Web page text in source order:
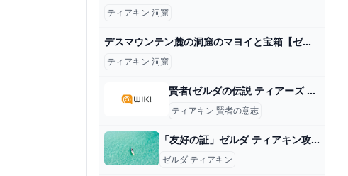
ティアキン 洞窟
デスマウンテン麓の洞窟のマヨイと宝箱【ゼルダの伝説ティアーズオブザキングダム】 - YouTube
ティアキン 洞窟
賢者(ゼルダの伝説 ティアーズ オブ ザ キングダム) - アニヲタWiki(仮) - atwiki（アットウィキ）
ティアキン 賢者の意志
「友好の証」ゼルダ ティアキン攻略「ミニチャレンジ編」【ゼルダの伝説ティアーズオブザキングダム攻略】 GameGamingGames
ゼルダ ティアキン